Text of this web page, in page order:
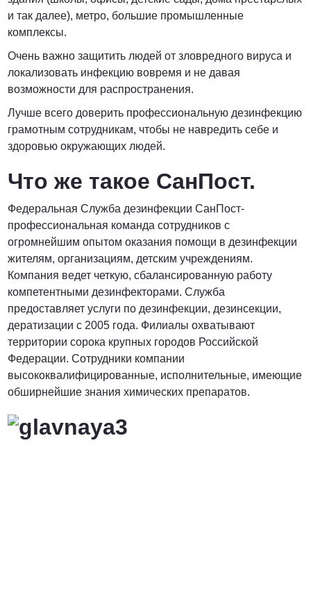
и так далее), метро, большие промышленные
комплексы.
Очень важно защитить людей от зловредного вируса и
локализовать инфекцию вовремя и не давая
возможности для распространения.
Лучше всего доверить профессиональную дезинфекцию
грамотным сотрудникам, чтобы не навредить себе и
здоровью окружающих людей.
Что же такое СанПост.
Федеральная Служба дезинфекции СанПост-
профессиональная команда сотрудников с
огромнейшим опытом оказания помощи в дезинфекции
жителям, организациям, детским учреждениям.
Компания ведет четкую, сбалансированную работу
компетентными дезинфекторами. Служба
предоставляет услуги по дезинфекции, дезинсекции,
дератизации с 2005 года. Филиалы охватывают
территории сорока крупных городов Российской
Федерации. Сотрудники компании
высококвалифицированные, исполнительные, имеющие
обширнейшие знания химических препаратов.